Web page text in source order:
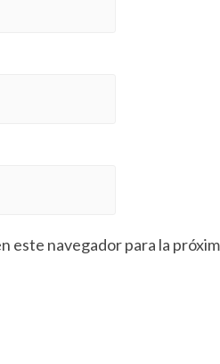
este navegador para la